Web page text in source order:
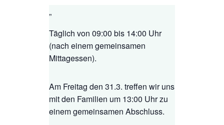
Täglich von 09:00 bis 14:00 Uhr
(nach einem gemeinsamen
Mittagessen).
Am Freitag den 31.3. treffen wir uns
mit den Familien um 13:00 Uhr zu
einem gemeinsamen Abschluss.